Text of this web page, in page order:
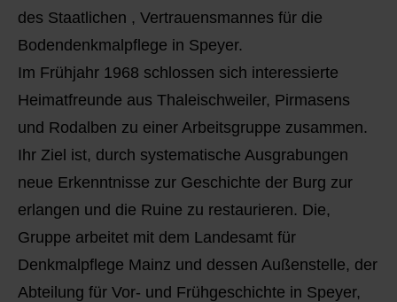
des Staatlichen , Vertrauensmannes für die
Bodendenkmalpflege in Speyer.
Im Frühjahr 1968 schlossen sich interessierte
Heimatfreunde aus Thaleischweiler, Pirmasens
und Rodalben zu einer Arbeitsgruppe zusammen.
Ihr Ziel ist, durch systematische Ausgrabungen
neue Erkenntnisse zur Geschichte der Burg zur
erlangen und die Ruine zu restaurieren. Die,
Gruppe arbeitet mit dem Landesamt für
Denkmalpflege Mainz und dessen Außenstelle, der
Abteilung für Vor- und Frühgeschichte in Speyer,